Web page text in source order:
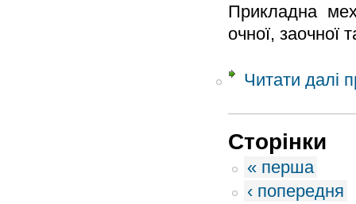
Прикладна
очної, заочної
Читати далі
Сторінки
« перша
‹ попередня